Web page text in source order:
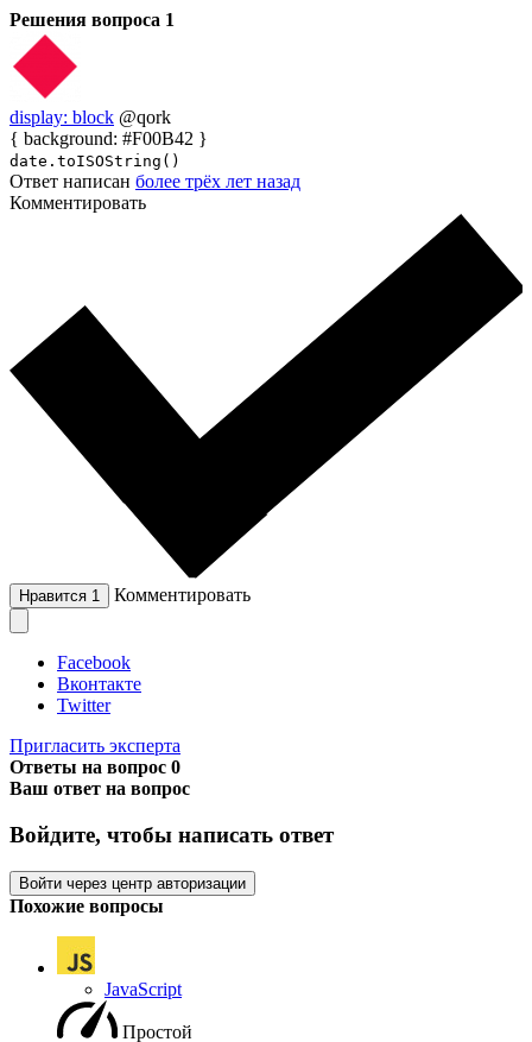
Решения вопроса 1
display: block @qork
{ background: #F00B42 }
date.toISOString()
Ответ написан более трёх лет назад
Комментировать
Нравится 1 Комментировать
Facebook
Вконтакте
Twitter
Пригласить эксперта
Ответы на вопрос 0
Ваш ответ на вопрос
Войдите, чтобы написать ответ
Войти через центр авторизации
Похожие вопросы
JavaScript
Простой